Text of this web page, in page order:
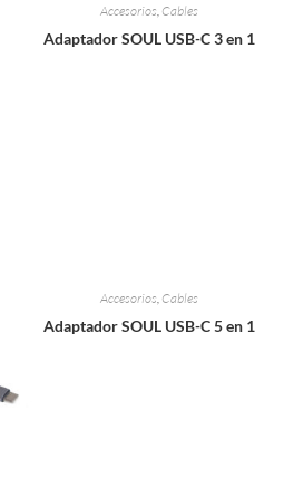
Accesorios Cables
Adaptador SOUL USB-C 3 en 1
Accesorios Cables
Adaptador SOUL USB-C 5 en 1